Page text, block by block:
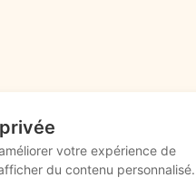
votre expérience de
du contenu personnalisé.